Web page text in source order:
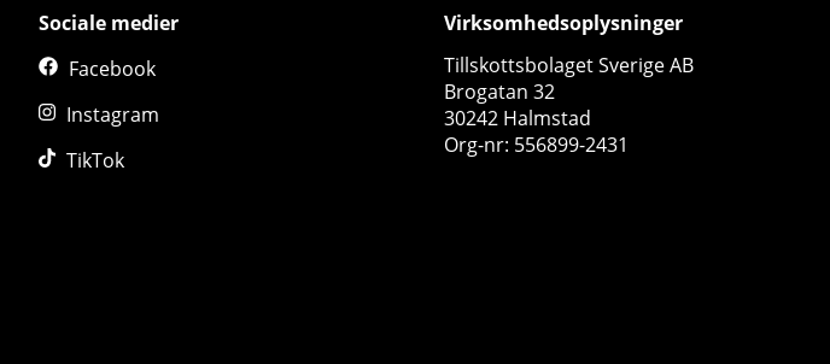
Sociale medier
Facebook
Instagram
TikTok
Virksomhedsoplysninger
Tillskottsbolaget Sverige AB
Brogatan 32
30242 Halmstad
Org-nr: 556899-2431